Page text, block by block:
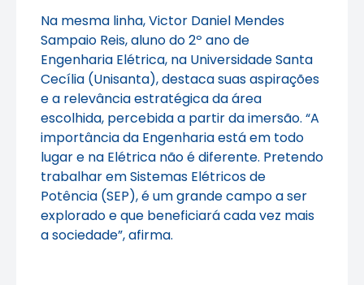
Na mesma linha, Victor Daniel Mendes
Sampaio Reis, aluno do 2º ano de
Engenharia Elétrica, na Universidade Santa
Cecília (Unisanta), destaca suas aspirações
e a relevância estratégica da área
escolhida, percebida a partir da imersão. “A
importância da Engenharia está em todo
lugar e na Elétrica não é diferente. Pretendo
trabalhar em Sistemas Elétricos de
Potência (SEP), é um grande campo a ser
explorado e que beneficiará cada vez mais
a sociedade”, afirma.